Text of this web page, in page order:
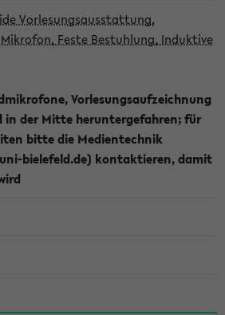
Vorlesungsausstattung,
Feste Bestuhlung, Induktive
Vorlesungsaufzeichnung
in der Mitte heruntergefahren; für
bitte die Medientechnik
bielefeld.de) kontaktieren, damit